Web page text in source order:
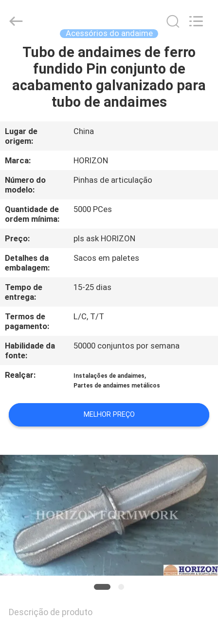
CASA
PRODUTOS
NÓS
EXCURSÃO
DA
FÁBRICA
CONTROLE
DA
QUALIDADE
CONTACTE-
NOS
UMAS
CITAÇÕES
MAPA
DO
PRIVACY
POLICY
Rights
Reserved.
Acessórios do andaime
Tubo de andaimes de ferro
fundido Pin conjunto de
acabamento galvanizado para
tubo de andaimes
Lugar de
origem:
China
Marca:
HORIZON
Número do
modelo:
Pinhas de articulação
Quantidade de
ordem mínima:
5000 PCes
Preço:
pls ask HORIZON
Detalhes da
embalagem:
Sacos em paletes
Tempo de
entrega:
15-25 dias
Termos de
pagamento:
L/C, T/T
Habilidade da
fonte:
50000 conjuntos por semana
Realçar: Instalações de andaimes,
Partes de andaimes metálicos
MELHOR PREÇO
Descrição de produto